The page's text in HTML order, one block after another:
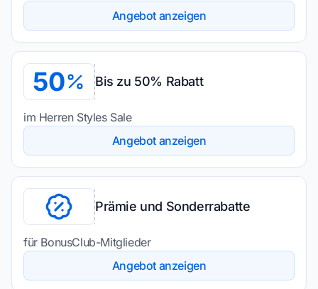
Angebot anzeigen
50 Bis zu 50% Rabatt
im Herren Styles Sale
Angebot anzeigen
Prämie und Sonderrabatte
für BonusClub-Mitglieder
Angebot anzeigen